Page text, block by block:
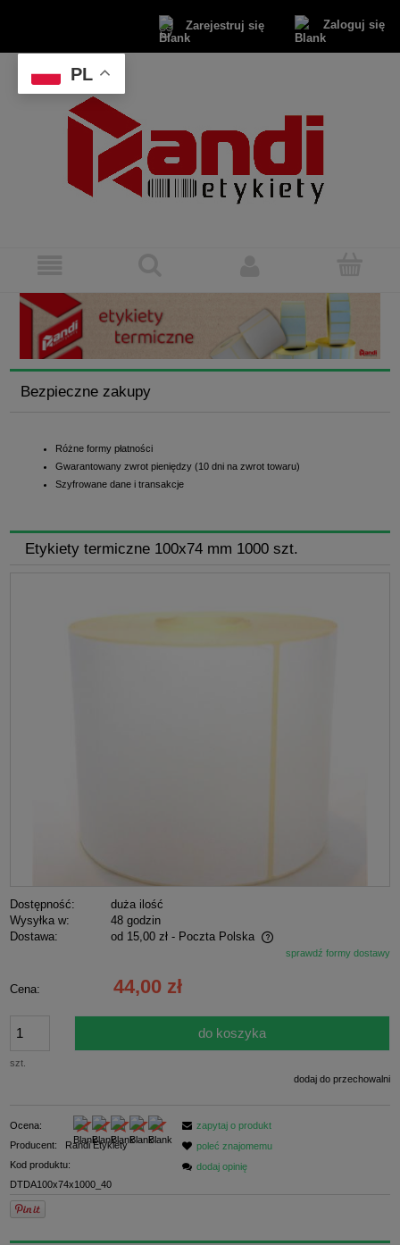
Zarejestruj się Zaloguj się
Bezpieczne zakupy
Różne formy płatności
Gwarantowany zwrot pieniędzy (10 dni na zwrot towaru)
Szyfrowane dane i transakcje
Etykiety termiczne 100x74 mm 1000 szt.
Dostępność:
duża ilość
Wysyłka w:
48 godzin
Dostawa:
od 15,00 zł - Poczta Polska
Cena nie zawiera ewentualnych kosztów płatnościsprawdź formy dostawy
Cena: 44,00 zł
szt.
do koszyka
dodaj do przechowalni
Ocena:
Producent:
Randi Etykiety
Kod produktu:
DTDA100x74x1000_40
zapytaj o produkt
poleć znajomemu
dodaj opinię
PL